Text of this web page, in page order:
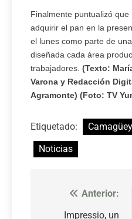
Finalmente puntualizó
adquirir el pan en la
el lunes como parte de
diseñada cada área
trabajadores. (Texto:
Varona y Redacción
Agramonte) (Foto: TV
Etiquetado: Camagüey
Noticias
Navegación
Anterior:
Impressio, un